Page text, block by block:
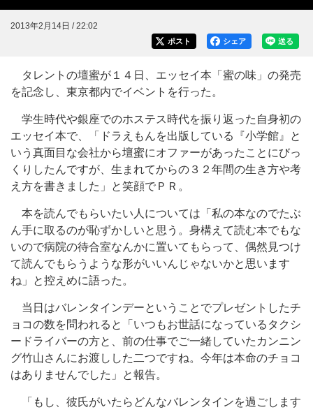
2013年2月14日 / 22:02
送る
シェア
ポスト
タレントの壇蜜が１４日、エッセイ本「蜜の味」の発売
を記念し、東京都内でイベントを行った。
学生時代や銀座でのホステス時代を振り返った自身初の
エッセイ本で、「ドラえもんを出版している『小学館』と
いう真面目な会社から壇蜜にオファーがあったことにびっ
くりしたんですが、生まれてからの３２年間の生き方や考
え方を書きました」と笑顔でＰＲ。
本を読んでもらいたい人については「私の本なのでたぶ
ん手に取るのが恥ずかしいと思う。身構えて読む本でもな
いので病院の待合室なんかに置いてもらって、偶然見つけ
て読んでもらうような形がいいんじゃないかと思います
ね」と控えめに語った。
当日はバレンタインデーということでプレゼントしたチ
ョコの数を問われると「いつもお世話になっているタクシ
ードライバーの方と、前の仕事でご一緒していたカンニン
グ竹山さんにお渡しした二つですね。今年は本命のチョコ
はありませんでした」と報告。
「もし、彼氏がいたらどんなバレンタインを過ごします